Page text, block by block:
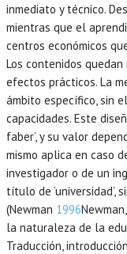
inmediato y técnico.
mientras que el
centros económicos
Los contenidos
efectos prácticos. La
ámbito específico, sin
capacidades. Este
faber’, y su valor
mismo aplica en caso
investigador o de un
título de
(Newman 1996
la naturaleza de la
Traducción,